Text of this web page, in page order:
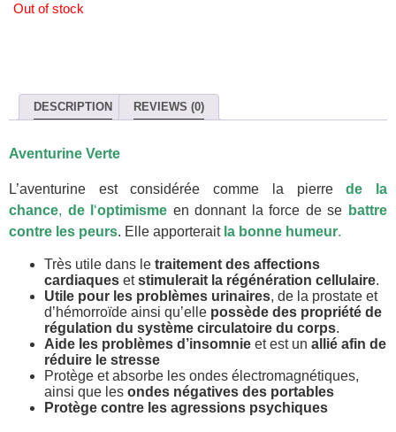
Out of stock
DESCRIPTION REVIEWS (0)
Aventurine Verte
L’aventurine est considérée comme la pierre
de la
chance, de l ‘optimisme en donnant la force de se battre
contre les peurs. Elle apporterait la bonne humeur.
Très utile dans le traitement des affections
cardiaques etstimulerait la régénération cellulaire.
Utile pour les problèmes urinaires, de la prostate et
d’hémorroïde ainsi qu’elle possède des propriété de
régulation du système circulatoire du corps.
Aide les problèmes d’insomnie et est un allié afin de
réduire le stresse
Protège et absorbe les ondes électromagnétiques,
ainsi que les ondes négatives des portables
Protège contre les agressions psychiques